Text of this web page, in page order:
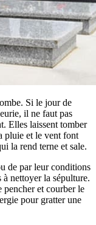
Si le jour de
il ne faut pas
Elles laissent tomber
pluie et le vent font
la rend terne et sale.
de par leur conditions
nettoyer la sépulture.
et courber le
pour gratter une